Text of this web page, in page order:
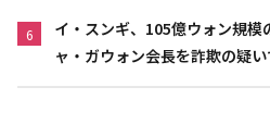
6
イ・スンギ、105億ウォン規
ャ・ガウォン会長を詐欺の疑